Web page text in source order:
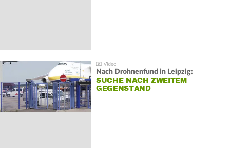
Nach Drohnenfund in Leipzig:
SUCHE NACH ZWEITEM
GEGENSTAND